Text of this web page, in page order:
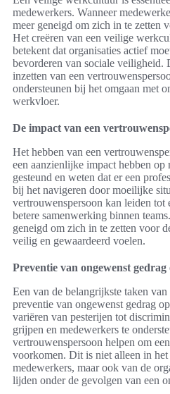
medewerkers. Wanneer
meer geneigd om zich in te zetten
Het creëren van een veilige
betekent dat organisaties actief
bevorderen van sociale veiligheid.
inzetten van een
ondersteunen bij het omgaan met
werkvloer.
De impact van een
Het hebben van een
een aanzienlijke impact hebben
gesteund en weten dat er een
bij het navigeren door moeilijke
vertrouwenspersoon kan leiden tot
betere samenwerking binnen
geneigd om zich in te zetten voor
veilig en gewaardeerd voelen.
Preventie van ongewenst
Een van de belangrijkste taken
preventie van ongewenst gedrag
variëren van pesterijen tot
grijpen en medewerkers te
vertrouwenspersoon helpen om
voorkomen. Dit is niet alleen in
medewerkers, maar ook van de
lijden onder de gevolgen van een